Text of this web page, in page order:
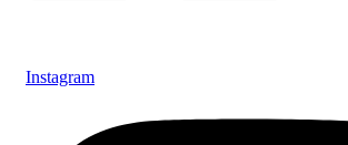
Instagram